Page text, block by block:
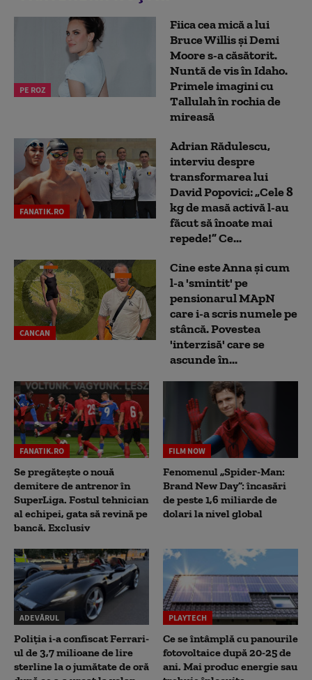
PE ROZ
Fiica cea mică a lui
Bruce Willis și Demi
Moore s-a căsătorit.
Nuntă de vis în Idaho.
Primele imagini cu
Tallulah în rochia de
mireasă
FANATIK.RO
Adrian Rădulescu,
interviu despre
transformarea lui
David Popovici: „Cele 8
kg de masă activă l-au
făcut să înoate mai
repede!” Ce...
CANCAN
Cine este Anna și cum
l-a 'smintit' pe
pensionarul MApN
care i-a scris numele pe
stâncă. Povestea
'interzisă' care se
ascunde în...
FANATIK.RO
Se pregătește o nouă
demitere de antrenor în
SuperLiga. Fostul tehnician
al echipei, gata să revină pe
bancă. Exclusiv
FILM NOW
Fenomenul „Spider-Man:
Brand New Day”: încasări
de peste 1,6 miliarde de
dolari la nivel global
ADEVĂRUL
Poliția i-a confiscat Ferrari-
ul de 3,7 milioane de lire
sterline la o jumătate de oră
PLAYTECH
Ce se întâmplă cu panourile
fotovoltaice după 20-25 de
ani. Mai produc energie sau